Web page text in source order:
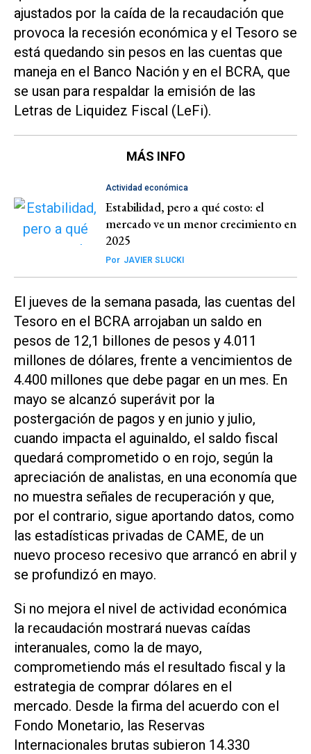
ajustados por la caída de la recaudación que
provoca la recesión económica y el Tesoro se
está quedando sin pesos en las cuentas que
maneja en el Banco Nación y en el BCRA, que
se usan para respaldar la emisión de las
Letras de Liquidez Fiscal (LeFi).
MÁS INFO
Actividad económica
Estabilidad, pero a qué costo: el
mercado ve un menor crecimiento en
2025
Por JAVIER SLUCKI
El jueves de la semana pasada, las cuentas del
Tesoro en el BCRA arrojaban un saldo en
pesos de 12,1 billones de pesos y 4.011
millones de dólares, frente a vencimientos de
4.400 millones que debe pagar en un mes. En
mayo se alcanzó superávit por la
postergación de pagos y en junio y julio,
cuando impacta el aguinaldo, el saldo fiscal
quedará comprometido o en rojo, según la
apreciación de analistas, en una economía que
no muestra señales de recuperación y que,
por el contrario, sigue aportando datos, como
las estadísticas privadas de CAME, de un
nuevo proceso recesivo que arrancó en abril y
se profundizó en mayo.
Si no mejora el nivel de actividad económica
la recaudación mostrará nuevas caídas
interanuales, como la de mayo,
comprometiendo más el resultado fiscal y la
estrategia de comprar dólares en el
mercado. Desde la firma del acuerdo con el
Fondo Monetario, las Reservas
Internacionales brutas subieron 14.330